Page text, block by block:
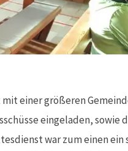
einer größeren
eingeladen, sowie
war zum einen ein